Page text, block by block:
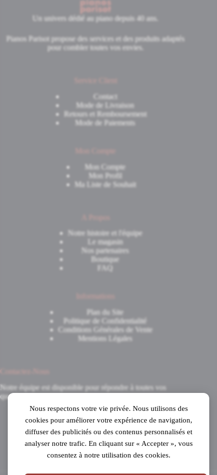
Nous respectons votre vie privée. Nous utilisons des
cookies pour améliorer votre expérience de navigation,
diffuser des publicités ou des contenus personnalisés et
analyser notre trafic. En cliquant sur « Accepter », vous
consentez à notre utilisation des cookies.
Un univers dédié au piano depuis 40 ans.
Pianos Parisot propose des services et des produits adaptés
pour combler toutes vos envies.
Contact
Mode de Livraison
Retours et Remboursement
Mode de Paiements
Mon Compte
Mon Profil
Ma Liste de Souhait
Notre histoire et l'équipe
Le magasin
Nos partenaires
Boutique
FAQ
Plan du Site
Politique de Confidentialité
Conditions Générales de Vente
Mentions Légales
Contactez-Nous
Notre équipe est disponible pour répondre à toutes vos
questions.
8 Avenue du 8 Mai 1945
31520 Ramonville-Saint-Agne
Mardi au samedi
de 10h à 19h en continu